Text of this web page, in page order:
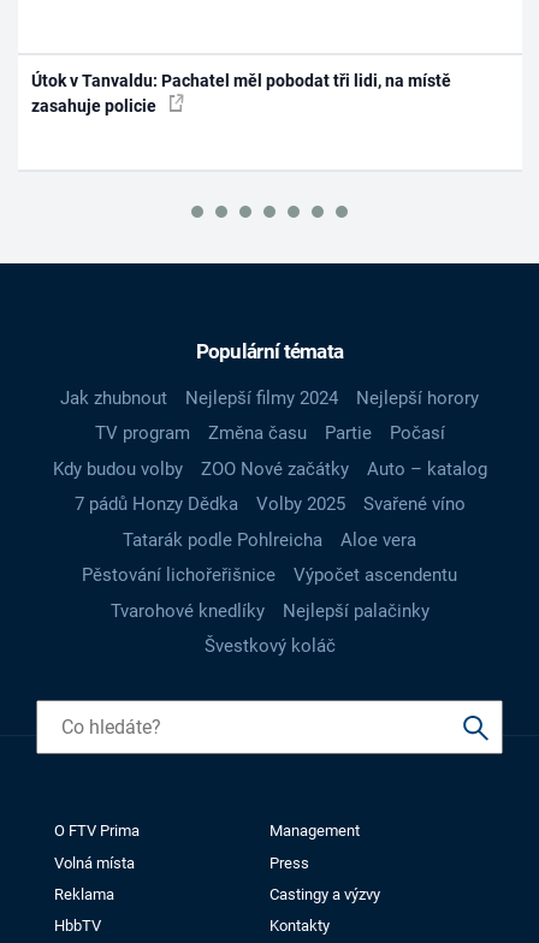
Útok v Tanvaldu: Pachatel měl pobodat tři lidi, na místě
zasahuje policie
Populární témata
Jak zhubnout Nejlepší filmy 2024
Nejlepší horory
TV program
Změna času Partie
Počasí
Kdy budou volby
ZOO Nové začátky
Auto – katalog
7 pádů Honzy Dědka
Volby 2025
Svařené víno
Tatarák podle Pohlreicha
Aloe vera
Pěstování lichořeřišnice
Výpočet ascendentu
Tvarohové knedlíky
Nejlepší palačinky
Švestkový koláč
O FTV Prima
Management
Volná místa
Press
Reklama
Castingy a výzvy
HbbTV
Kontakty